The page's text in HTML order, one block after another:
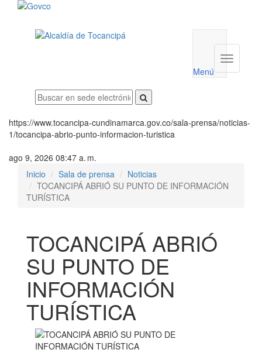
utilidades
Menú
Menú
https://www.tocancipa-cundinamarca.gov.co/sala-prensa/noticias-
1/tocancipa-abrio-punto-informacion-turistica
ago 9, 2026 08:47 a. m.
Inicio
Sala de prensa
Noticias
TOCANCIPÁ ABRIÓ SU PUNTO DE INFORMACIÓN
TURÍSTICA
TOCANCIPÁ ABRIÓ
SU PUNTO DE
INFORMACIÓN
TURÍSTICA